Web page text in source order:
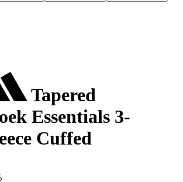
Tapered
Essentials 3-
Cuffed